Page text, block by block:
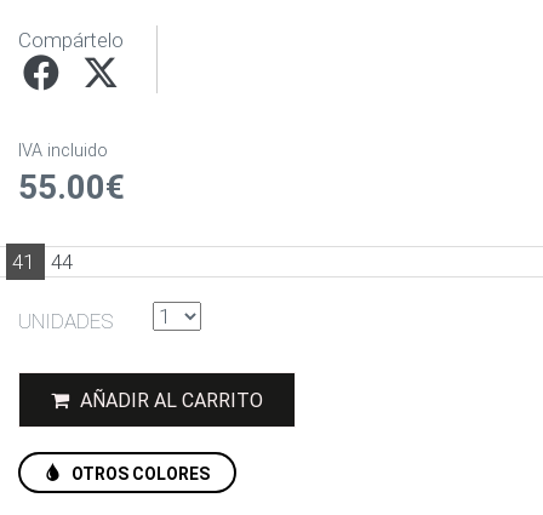
Compártelo
IVA incluido
55.00€
41 44
UNIDADES
AÑADIR AL CARRITO
OTROS COLORES